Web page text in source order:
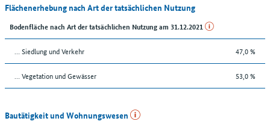
Flächenerhebung nach Art der tatsächlichen Nutzung
Bodenfläche nach Art der tatsächlichen Nutzung am 31.12.2021
… Siedlung und Verkehr 47,0 %
… Vegetation und Gewässer 53,0 %
Bautätigkeit und Wohnungswesen